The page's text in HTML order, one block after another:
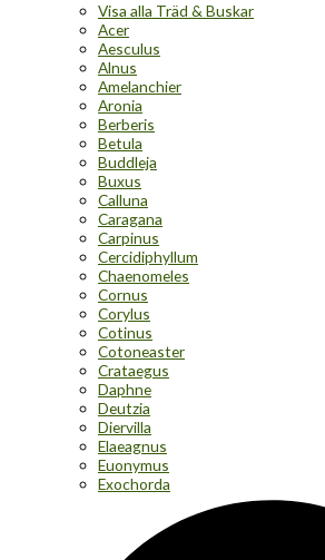
Visa alla Träd & Buskar
Acer
Aesculus
Alnus
Amelanchier
Aronia
Berberis
Betula
Buddleja
Buxus
Calluna
Caragana
Carpinus
Cercidiphyllum
Chaenomeles
Cornus
Corylus
Cotinus
Cotoneaster
Crataegus
Daphne
Deutzia
Diervilla
Elaeagnus
Euonymus
Exochorda